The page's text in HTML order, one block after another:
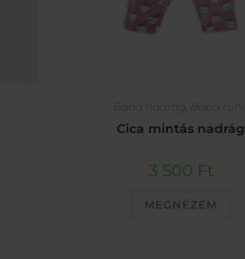
Baba nadrág Baba
Cica mintás nadrág
3 500 Ft
MEGNÉZEM